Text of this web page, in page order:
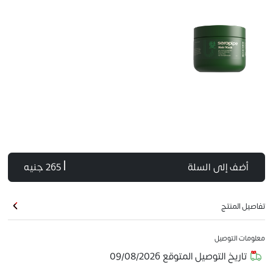
أضف إلى السلة | 265 جنيه
تفاصيل المنتج
معلومات التوصيل
تاريخ التوصيل المتوقع09/08/2026